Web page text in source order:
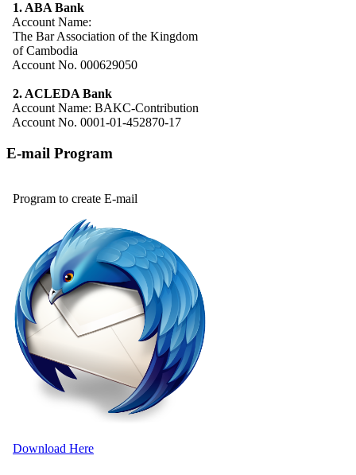
1. ABA Bank
Account Name:
The Bar Association of the Kingdom
of Cambodia
Account No. 000629050
2. ACLEDA Bank
Account Name: BAKC-Contribution
Account No. 0001-01-452870-17
E-mail Program
Program to create E-mail
Download Here